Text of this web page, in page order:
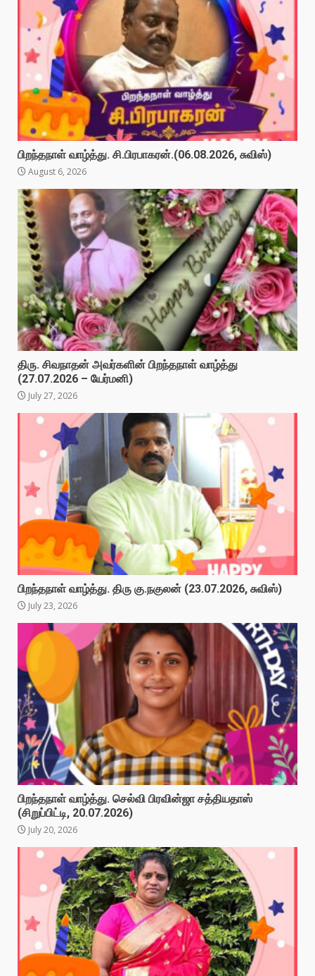
பிறந்தநாள் வாழ்த்து. சி.பிரபாகரன்.(06.08.2026, சுவிஸ்)
August 6, 2026
திரு. சிவநாதன் அவர்களின் பிறந்தநாள் வாழ்த்து
(27.07.2026 – யேர்மனி)
July 27, 2026
பிறந்தநாள் வாழ்த்து. திரு கு.நகுலன் (23.07.2026, சுவிஸ்)
July 23, 2026
பிறந்தநாள் வாழ்த்து. செல்வி பிரவின்ஜா சத்தியதாஸ்
(சிறுப்பிட்டி, 20.07.2026)
July 20, 2026